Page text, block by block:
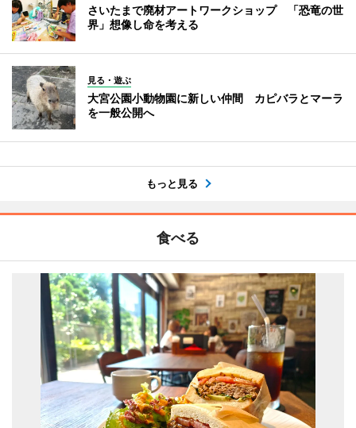
さいたまで廃材アートワークショップ 「恐竜の世
界」想像し命を考える
見る・遊ぶ
大宮公園小動物園に新しい仲間 カピバラとマーラ
を一般公開へ
もっと見る
食べる